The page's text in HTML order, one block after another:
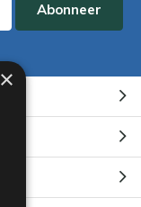
Abonneer
×